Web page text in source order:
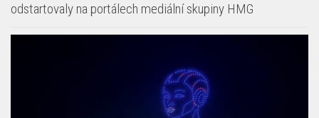
odstartovaly na portálech mediální skupiny HMG